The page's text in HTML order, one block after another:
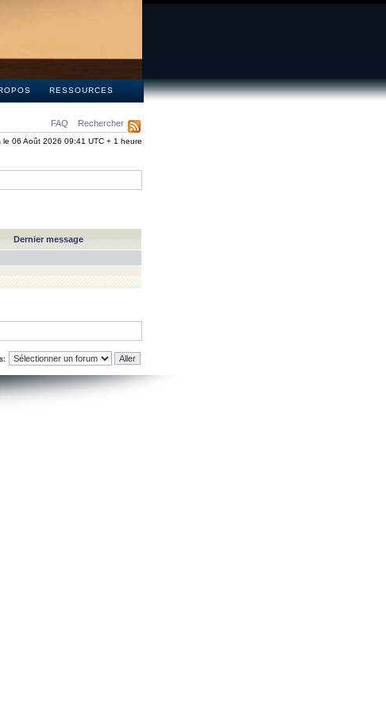
RESSOURCES
FAQ Rechercher
le 06 Août 2026 09:41 UTC + 1 heure
Dernier message